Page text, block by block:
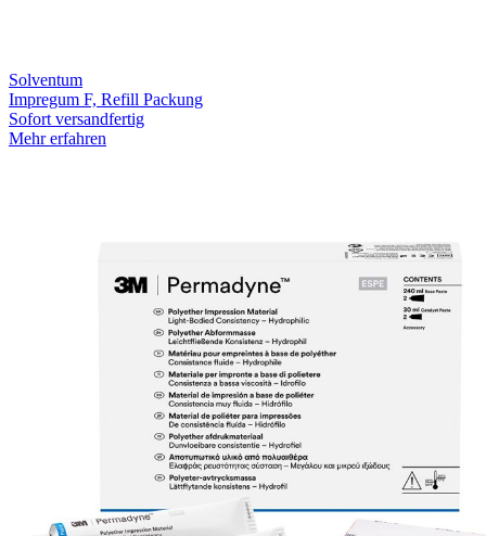
Solventum
Impregum F, Refill Packung
Sofort versandfertig
Mehr erfahren